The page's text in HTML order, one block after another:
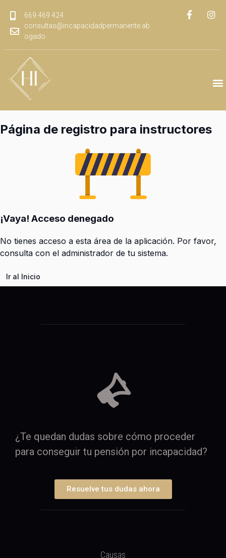
669 469 424
consultas@incapacidadpermanente.ab
ogado
Página de registro para instructores
¡Vaya! Acceso denegado
No tienes acceso a esta área de la aplicación. Por favor,
consulta con el administrador de tu sistema.
Ir al Inicio
¿Te quedan dudas sobre cómo proceder
para conseguir tu pensión por incapacidad?
Resuelve tus dudas ahora
Causas